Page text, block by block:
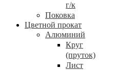
г/к
Поковка
Цветной прокат
Алюминий
Круг
(пруток)
Лист